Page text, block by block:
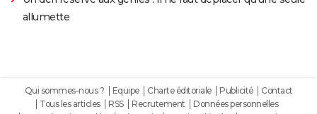
allumette
Qui sommes-nous ? Equipe Charte éditoriale Publicité
Contact
Tous les articles
RSS Recrutement
Données personnelles